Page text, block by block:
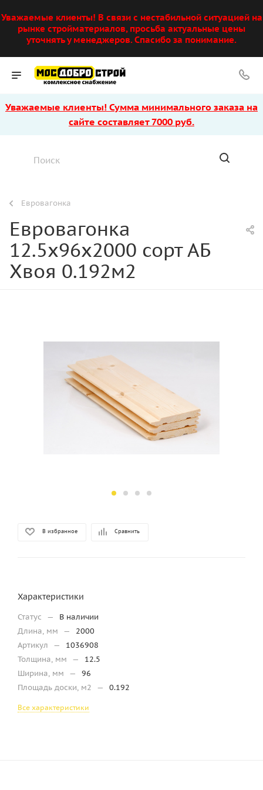
Уважаемые клиенты! В связи с нестабильной ситуацией на
рынке стройматериалов, просьба актуальные цены
уточнять у менеджеров. Спасибо за понимание.
Уважаемые клиенты! Сумма минимального заказа на
сайте составляет 7000 руб.
Евровагонка
Евровагонка
12.5х96х2000 сорт АБ
Хвоя 0.192м2
В избранное Сравнить
Характеристики
Статус —
В наличии
Длина, мм
—
2000
Артикул
—
1036908
Толщина, мм
—
12.5
Ширина, мм
—
96
Площадь доски, м2
— 0.192
Все характеристики